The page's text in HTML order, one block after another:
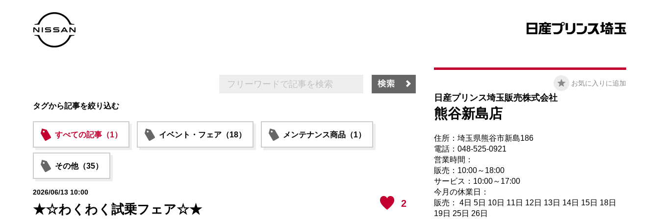
タグから記事を絞り込む
すべての記事（1） イベント・フェア（18） メンテナンス商品（1）
その他（35）
2
2026/06/13 10:00
★☆わくわく試乗フェア☆★
お気に入りに追加
日産プリンス埼玉販売株式会社
熊谷新島店
住所：埼玉県熊谷市新島186
電話：048-525-0921
営業時間：
販売：10:00～18:00
サービス：10:00～17:00
今月の休業日：
販売： 4日 5日 10日 11日 12日 13日 14日 15日 18日
19日 25日 26日